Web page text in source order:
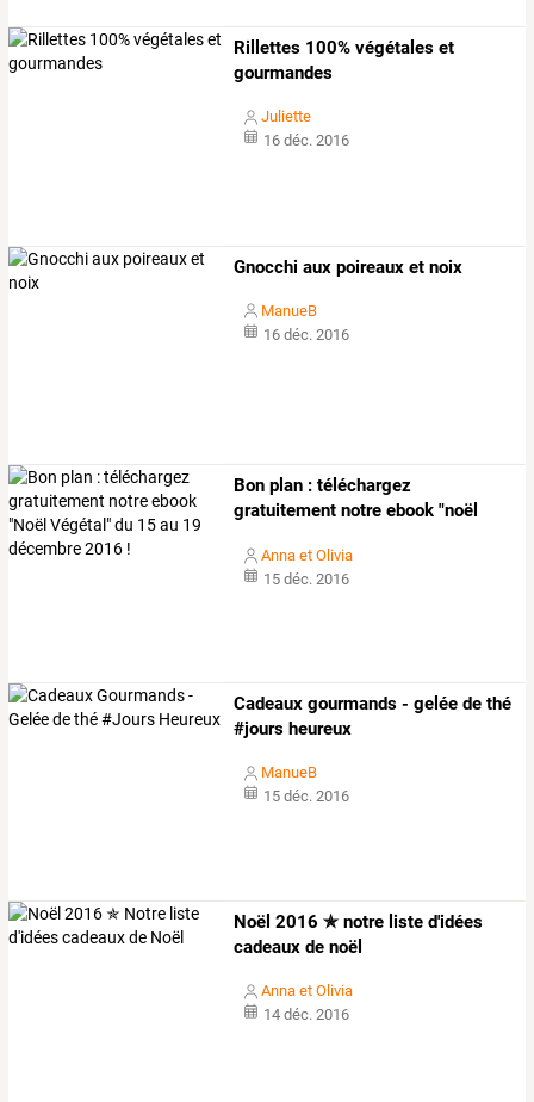
Rillettes 100% végétales et
gourmandes
Juliette
16 déc. 2016
Gnocchi aux poireaux et noix
ManueB
16 déc. 2016
Bon plan : téléchargez
gratuitement notre ebook "noël
Anna et Olivia
15 déc. 2016
Cadeaux gourmands - gelée de thé
#jours heureux
ManueB
15 déc. 2016
Noël 2016 ✯ notre liste d'idées
cadeaux de noël
Anna et Olivia
14 déc. 2016